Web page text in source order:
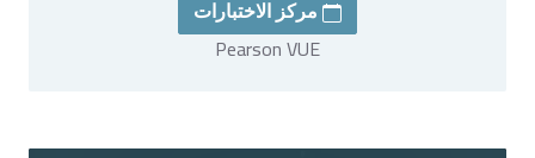
مركز الاختبارات
Pearson VUE